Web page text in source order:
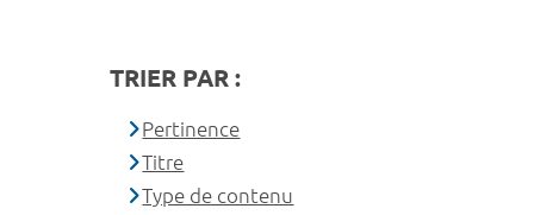
TRIER PAR :
Pertinence
Titre
Type de contenu